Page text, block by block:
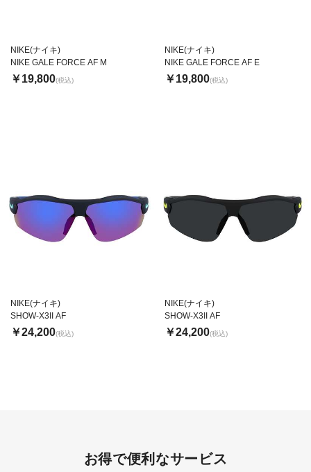
NIKE(ナイキ)
NIKE GALE FORCE AF M
￥19,800(税込)
NIKE(ナイキ)
NIKE GALE FORCE AF E
￥19,800(税込)
NIKE(ナイキ)
SHOW-X3II AF
￥24,200(税込)
NIKE(ナイキ)
SHOW-X3II AF
￥24,200(税込)
お得で便利なサービス